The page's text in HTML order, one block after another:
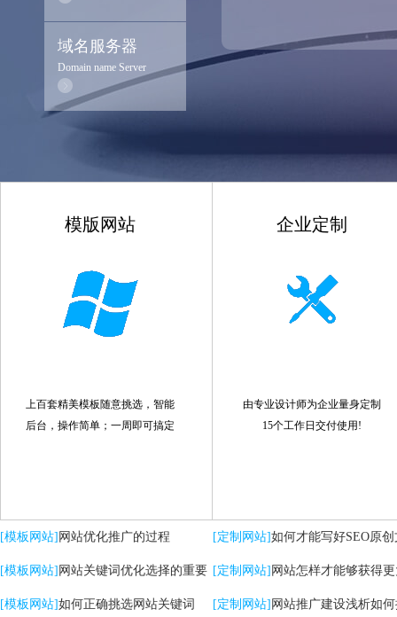
域名服务器
Domain name Server
模版网站
上百套精美模板随意挑选，智能
后台，操作简单；一周即可搞定
企业定制
由专业设计师为企业量身定制
15个工作日交付使用!
[模板网站] 网站优化推广的过程
[模板网站] 网站关键词优化选择的重要
性
[模板网站]如何正确挑选网站关键词
[定制网站]如何才能写好SEO原
[定制网站] 网站怎样才能够获得
流量？
[定制网站] 网站推广建设浅析如